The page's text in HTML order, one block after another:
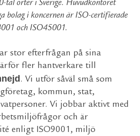
tal orter i Sverige. Huvudkontoret
bolag i koncernen är ISO-certifierade
och ISO45001.
stor efterfrågan på sina
fler hantverkare till
. Vi utför såväl små som
kommun, stat,
Vi jobbar aktivt med
och är
enligt ISO9001, miljö